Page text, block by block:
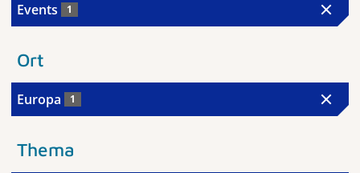
Events 1
Ort
Europa 1
Thema